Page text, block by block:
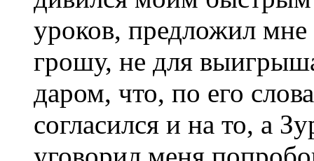
уроков, предложил мне
грошу, не для
даром, что, по его
согласился и на то, а